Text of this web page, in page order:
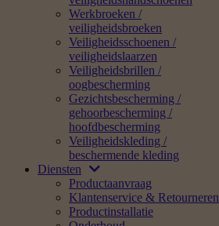
Werkbroeken /
veiligheidsbroeken
Veiligheidsschoenen /
veiligheidslaarzen
Veiligheidsbrillen /
oogbescherming
Gezichtsbescherming /
gehoorbescherming /
hoofdbescherming
Veiligheidskleding /
beschermende kleding
Diensten
Productaanvraag
Klantenservice & Retourneren
Productinstallatie